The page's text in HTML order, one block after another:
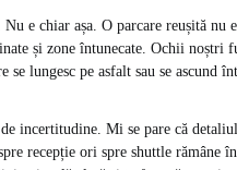
e chiar așa. O parcare reușită nu
și zone întunecate. Ochii noștri
lungesc pe asfalt sau se ascund
incertitudine. Mi se pare că
recepție ori spre shuttle rămâne